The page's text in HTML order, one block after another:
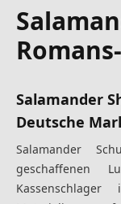
Salamander
Deutsche
Salamander
geschaffenen